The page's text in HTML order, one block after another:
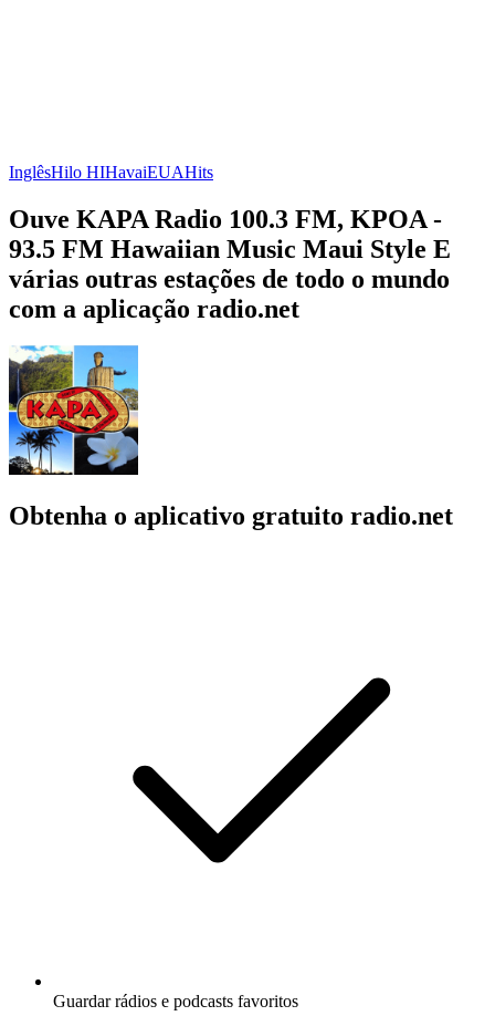
InglêsHilo HIHavaiEUAHits
Ouve KAPA Radio 100.3 FM, KPOA -
93.5 FM Hawaiian Music Maui Style E
várias outras estações de todo o mundo
com a aplicação radio.net
Obtenha o aplicativo gratuito radio.net
Guardar rádios e podcasts favoritos